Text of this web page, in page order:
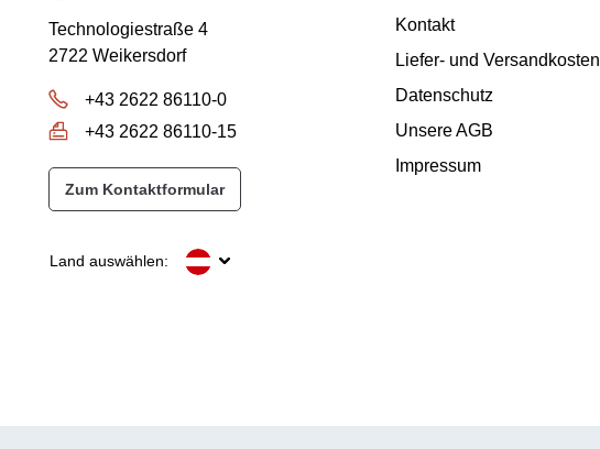
Technologiestraße 4
2722 Weikersdorf
+43 2622 86110-0
+43 2622 86110-15
Zum Kontaktformular
Land auswählen:
Kontakt
Liefer- und Versandkosten
Datenschutz
Unsere AGB
Impressum